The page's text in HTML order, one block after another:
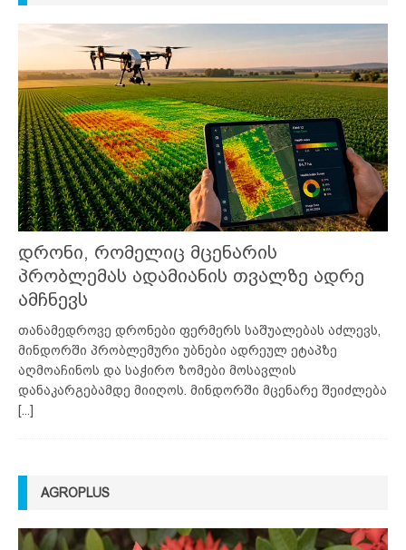
დრონი, რომელიც მცენარის
პრობლემას ადამიანის თვალზე ადრე
ამჩნევს
თანამედროვე დრონები ფერმერს საშუალებას აძლევს,
მინდორში პრობლემური უბნები ადრეულ ეტაპზე
აღმოაჩინოს და საჭირო ზომები მოსავლის
დანაკარგებამდე მიიღოს. მინდორში მცენარე შეიძლება
[...]
AGROPLUS